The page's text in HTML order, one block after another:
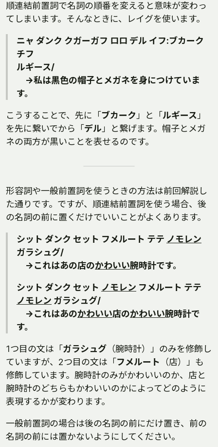
順連結前置詞で名詞の順番を変えると意味が変わっ
てしまいます。そんなときに、レイグを使います。
ニャ ダンク クガーガフ ロロ デル イフ:ブカーク
チフ
ルギース/
→私は黒色の帽子とメガネを身につけていま
す。
こうすることで、先に「 ブカーク 」と「 ルギース 」
を先に繋いでから「 デル 」と繋げます。帽子とメガ
ネの両方が黒いことを表せるのです。
形容詞や一般前置詞を使うときの方法は前回解説し
た通りです。ですが、順連結前置詞を使う場合、後
の名詞の前に置くだけでいいことがよくあります。
シット ダンク セット フメルート テテ ノモレン
ガラシュグ/
→これはあの店のかわいい腕時計です。
シット ダンク セット ノモレン フメルート テテ
ノモレン ガラシュグ/
→これはあのかわいい店のかわいい腕時計で
す。
1つ目の文は「 ガラシュグ （腕時計）」のみを修飾し
ていますが、2つ目の文は「 フメルート （店）」も
修飾しています。腕時計のみがかわいいのか、店と
腕時計のどちらもかわいいのかによってどのように
表現するかが変わります。
一般前置詞の場合は後の名詞の前にだけ置き、前の
名詞の前には置かないようにしてください。